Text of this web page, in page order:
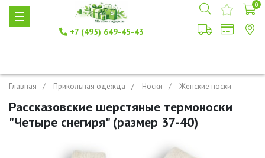
+7 (495) 649-45-43
0
Главная Прикольная одежда Носки Женские носки
Рассказовские шерстяные термоноски
"Четыре снегиря" (размер 37-40)